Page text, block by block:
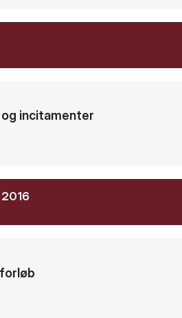
incitamenter